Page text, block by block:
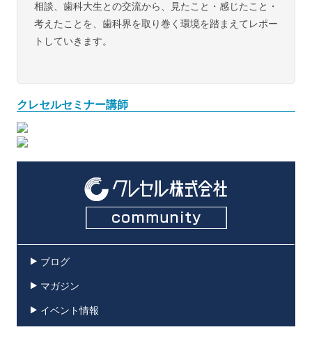
相談、歯科大生との交流から、見たこと・感じたこと・
考えたことを、歯科界を取り巻く環境を踏まえてレポー
トしていきます。
クレセルセミナー講師
ブログ
マガジン
イベント情報